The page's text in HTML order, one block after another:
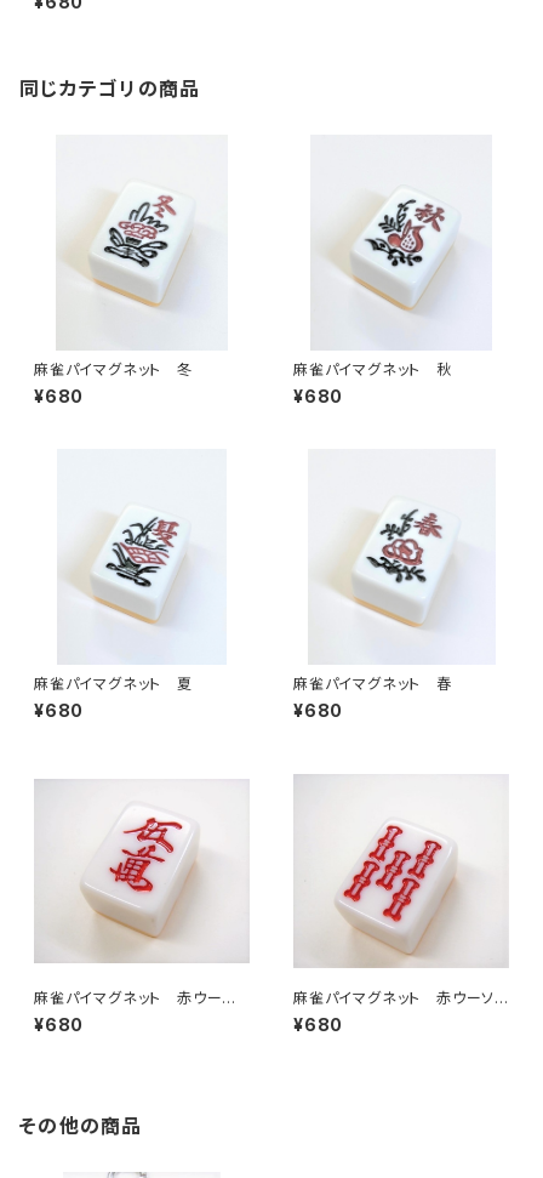
同じカテゴリの商品
麻雀パイマグネット 冬
¥680
麻雀パイマグネット 秋
¥680
麻雀パイマグネット 夏
¥680
麻雀パイマグネット 春
¥680
麻雀パイマグネット 赤ウーマ
ン
¥680
麻雀パイマグネット 赤ウーソ
ー
¥680
その他の商品